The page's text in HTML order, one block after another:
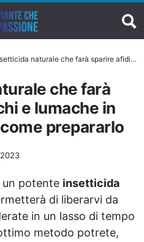
naturale che farà sparire afidi bruchi e lumache in un minuto: ecco come prepararlo
che farà
e lumache in
prepararlo
potente insetticida
di liberarvi da
in un lasso di tempo
metodo potrete,